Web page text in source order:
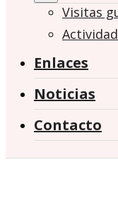
Visitas
Enlaces
Noticias
Contacto